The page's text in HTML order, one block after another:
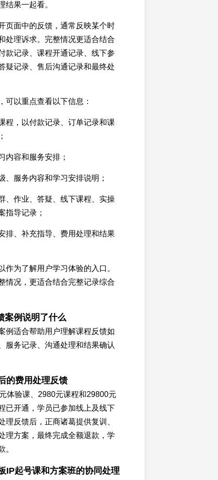
结果一起看。
页面中的反馈，通常反映某个时
处理诉求。完整情况更适合结合
款记录、课程开通记录、线下参
疑记录、售后沟通记录和最终处
可以重点查看以下信息：
程，以付款记录、订单记录和课
内容和服务安排；
、服务内容和学习安排说明；
、作业、答疑、线下课程、实操
指导记录；
排、补充指导、费用处理和结果
作为了解用户学习体验的入口。
情况，更适合结合完整记录综合
案例说明了什么
例适合帮助用户理解课程反馈如
服务记录、沟通处理和结果确认
的费用处理反馈
体验课、2980元课程和29800元
已开通，学员已参加线上及线下
理反馈后，正商诸葛提供复训、
理方案，最终完成全额退款，学
。
IP起号课和方案班的协同处理